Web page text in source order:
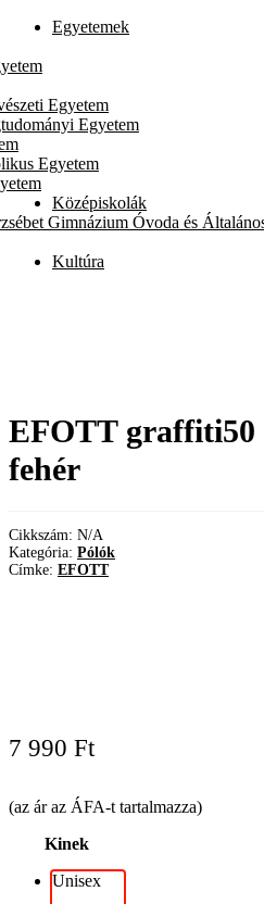
Egyetemek
Egyetem
Egyetem
Egyetem
Középiskolák
Gimnázium Óvoda és
Kultúra
EFOTT graffiti50
fehér
Cikkszám: N/A
Kategória: Pólók
Címke: EFOTT
7 990 Ft
(az ár az ÁFA-t tartalmazza)
Kinek
Unisex